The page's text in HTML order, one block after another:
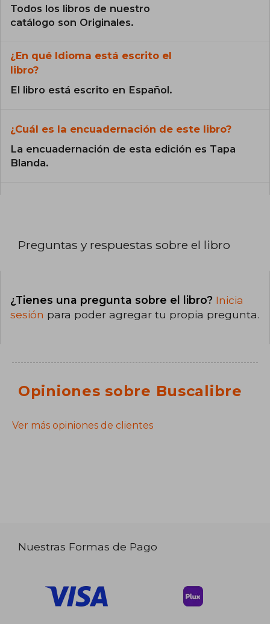
Todos los libros de nuestro
catálogo son Originales.
¿En qué Idioma está escrito el
libro?
El libro está escrito en Español.
¿Cuál es la encuadernación de este libro?
La encuadernación de esta edición es Tapa
Blanda.
Preguntas y respuestas sobre el libro
¿Tienes una pregunta sobre el libro? Inicia
sesión para poder agregar tu propia pregunta.
Opiniones sobre Buscalibre
Ver más opiniones de clientes
Nuestras Formas de Pago